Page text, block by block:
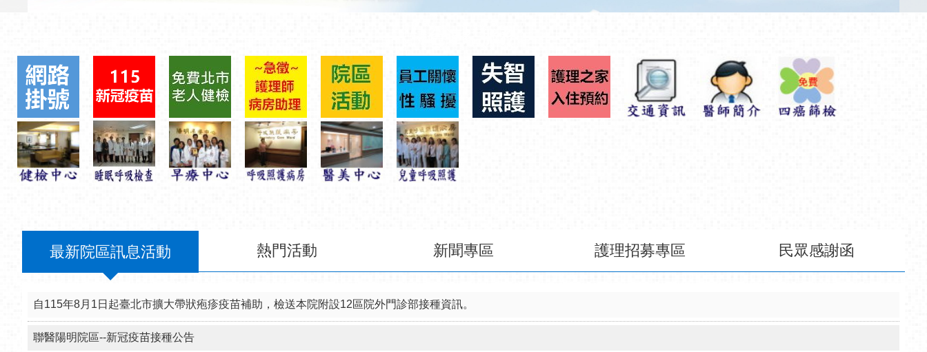
最新院區訊息活動 熱門活動 新聞專區
聯醫陽明院區-食用油健康諮詢門診
115年下半年臺北市立聯合醫院護理相關科系學生獎助金